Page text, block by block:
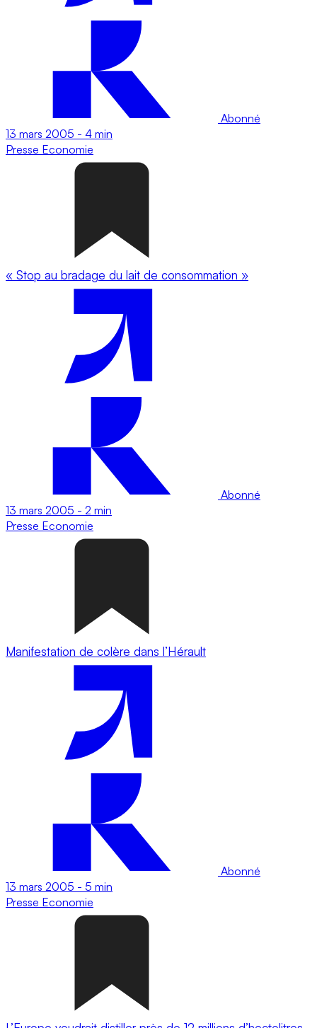
Abonné
13 mars 2005 - 4 min
Presse Economie
« Stop au bradage du lait de consommation »
Abonné
13 mars 2005 - 2 min
Presse Economie
Manifestation de colère dans l’Hérault
Abonné
13 mars 2005 - 5 min
Presse Economie